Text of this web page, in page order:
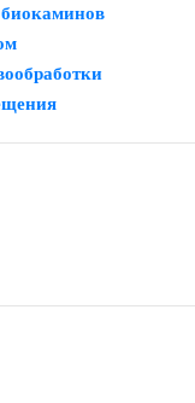
биокаминов